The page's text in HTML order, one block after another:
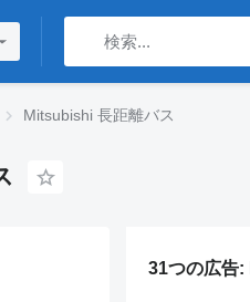
Mitsubishi 長距離バス
31つの広告: